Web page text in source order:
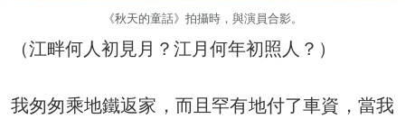
《秋天的童話》拍攝時，與演員合影。
（江畔何人初見月？江月何年初照人？）
我匆匆乘地鐵返家，而且罕有地付了車資，當我